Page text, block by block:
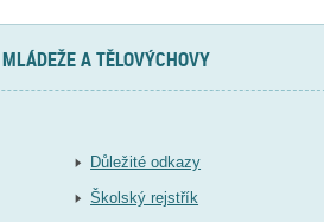
A TĚLOVÝCHOVY
Důležité odkazy
Školský rejstřík